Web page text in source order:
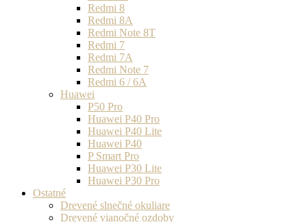
Redmi 8
Redmi 8A
Redmi Note 8T
Redmi 7
Redmi 7A
Redmi Note 7
Redmi 6 / 6A
Huawei
P50 Pro
Huawei P40 Pro
Huawei P40 Lite
Huawei P40
P Smart Pro
Huawei P30 Lite
Huawei P30 Pro
Ostatné
Drevené slnečné okuliare
Drevené vianočné ozdoby